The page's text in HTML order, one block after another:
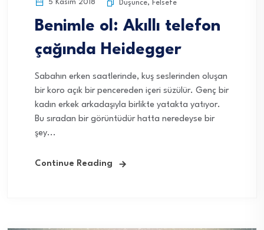
5 Kasım 2018 Düşünce, Felsefe
Benimle ol: Akıllı telefon
çağında Heidegger
Sabahın erken saatlerinde, kuş seslerinden oluşan
bir koro açık bir pencereden içeri süzülür. Genç bir
kadın erkek arkadaşıyla birlikte yatakta yatıyor.
Bu sıradan bir görüntüdür hatta neredeyse bir
şey...
Continue Reading